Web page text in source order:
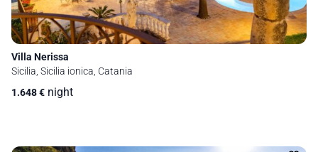
Villa Nerissa
Sicilia, Sicilia ionica, Catania
1.648€ night